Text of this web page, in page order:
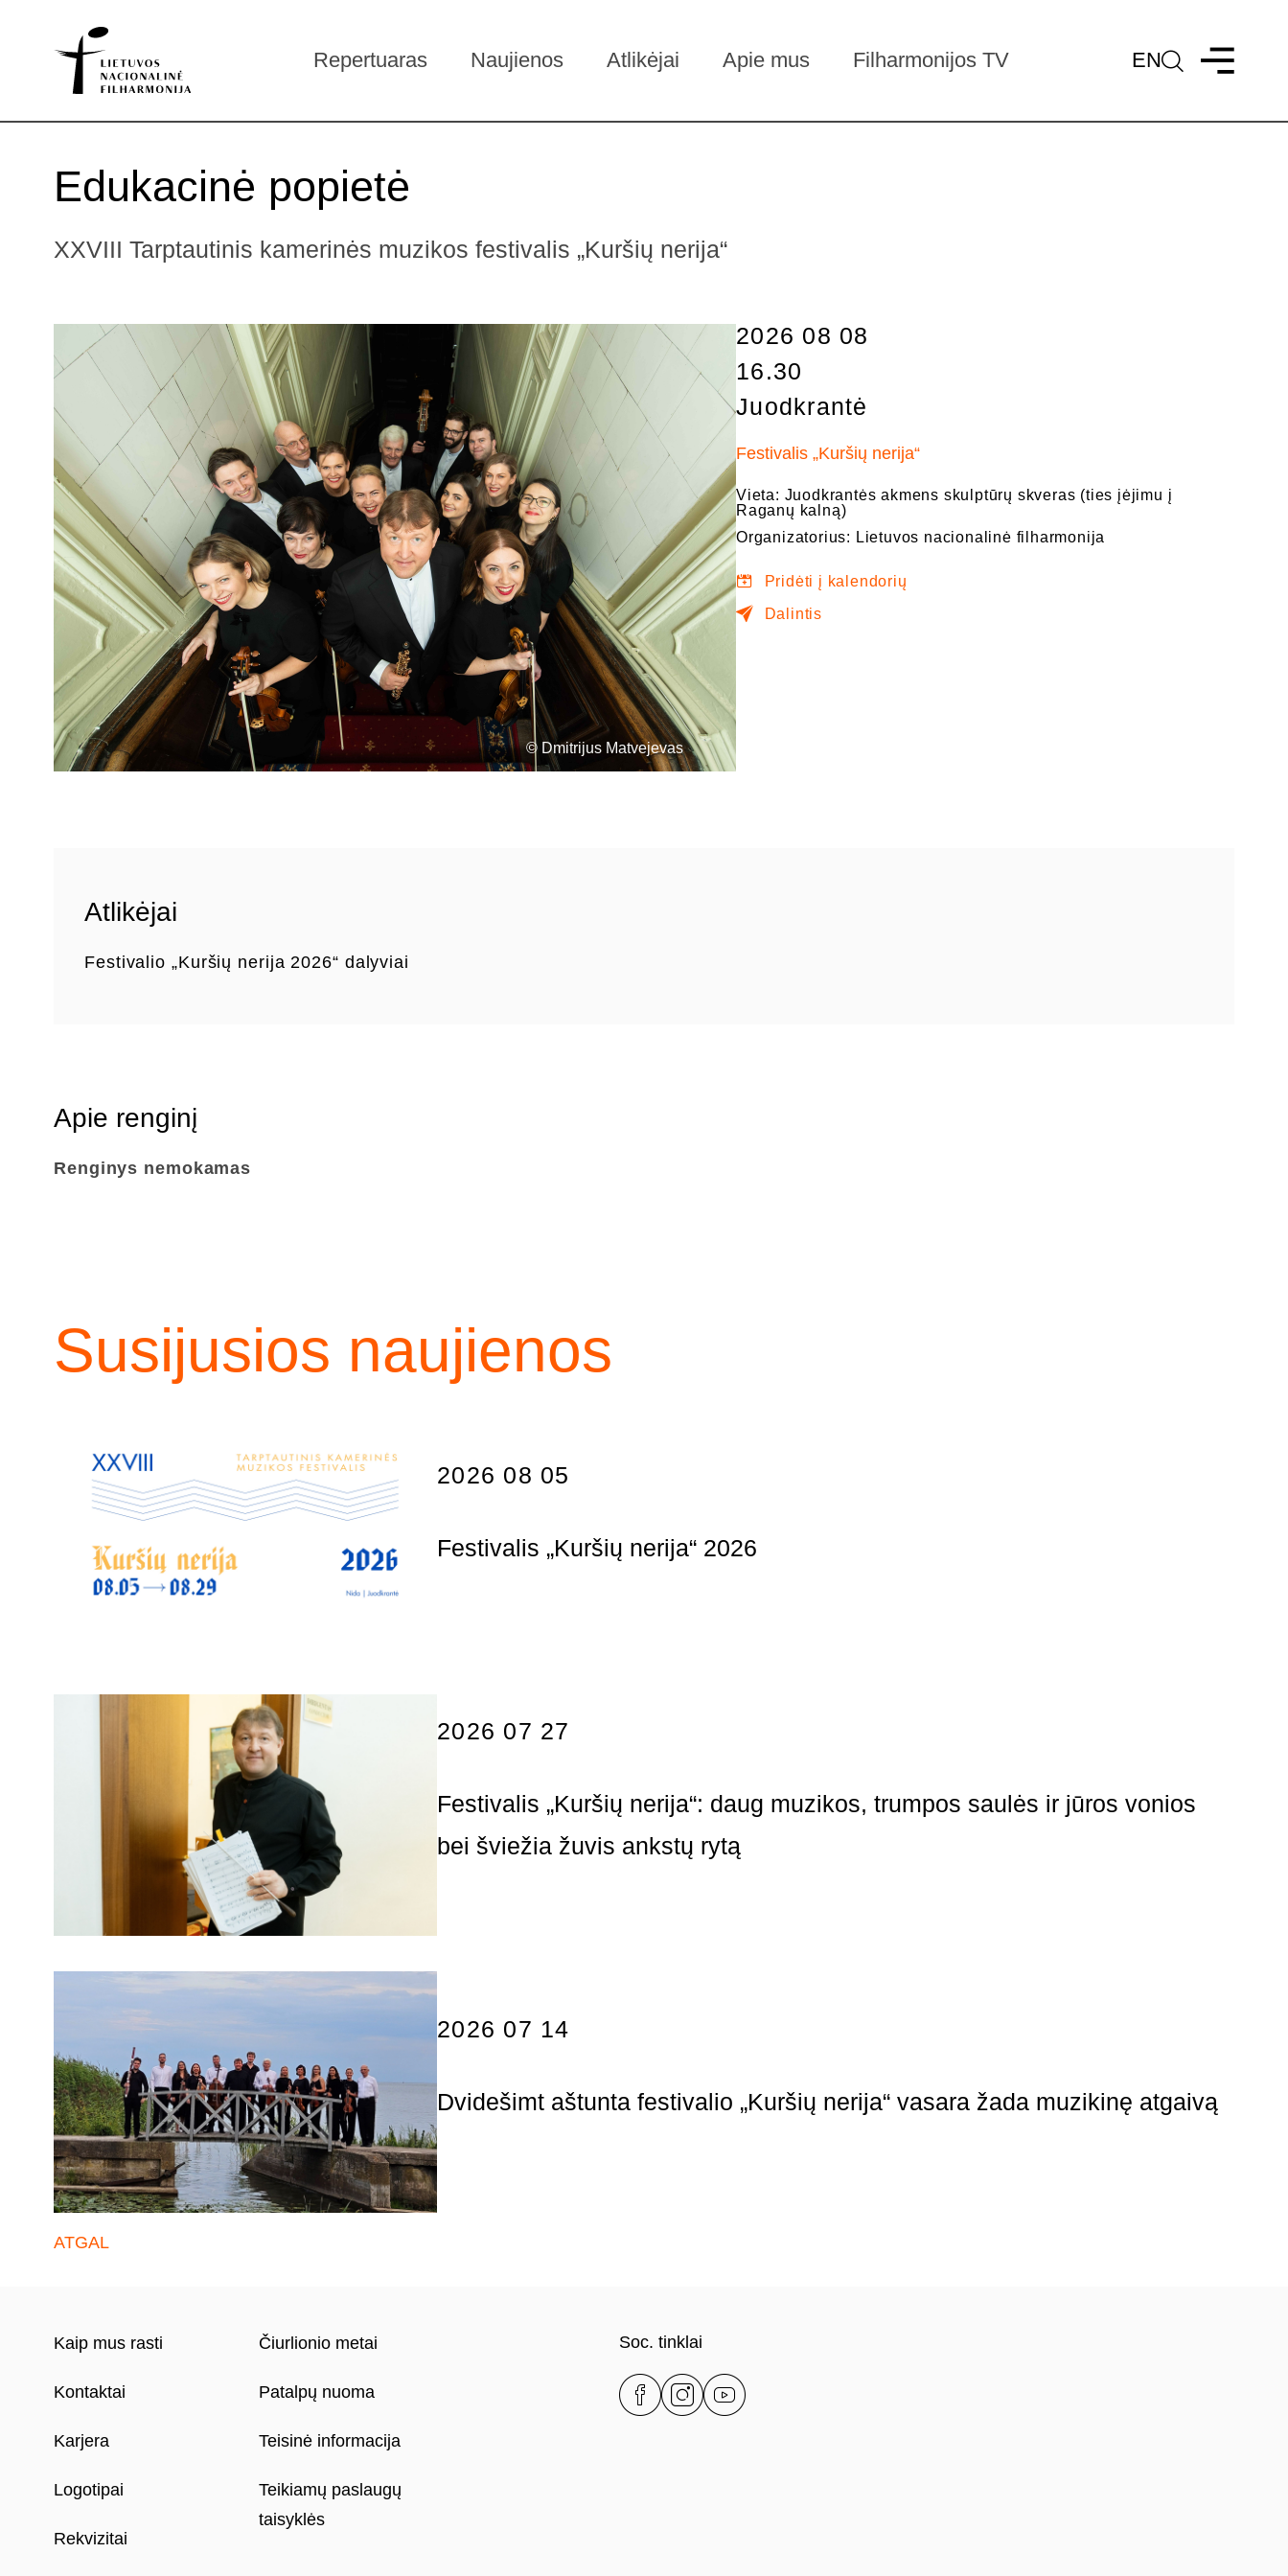
Repertuaras Naujienos Atlikėjai Apie mus Filharmonijos TV EN
Edukacinė popietė
XXVIII Tarptautinis kamerinės muzikos festivalis „Kuršių nerija“
© Dmitrijus Matvejevas
2026 08 08
16.30
Juodkrantė
Festivalis „Kuršių nerija“
Vieta: Juodkrantės akmens skulptūrų skveras (ties įėjimu į
Raganų kalną)
Organizatorius: Lietuvos nacionalinė filharmonija
Pridėti į kalendorių
Dalintis
Atlikėjai
Festivalio „Kuršių nerija 2026“ dalyviai
Apie renginį
Renginys nemokamas
Susijusios naujienos
2026 08 05
Festivalis „Kuršių nerija“ 2026
2026 07 27
Festivalis „Kuršių nerija“: daug muzikos, trumpos saulės ir jūros vonios
bei šviežia žuvis ankstų rytą
2026 07 14
Dvidešimt aštunta festivalio „Kuršių nerija“ vasara žada muzikinę atgaivą
ATGAL
Kaip mus rasti
Kontaktai
Karjera
Logotipai
Rekvizitai
Čiurlionio metai
Patalpų nuoma
Teisinė informacija
Teikiamų paslaugų
taisyklės
Soc. tinklai